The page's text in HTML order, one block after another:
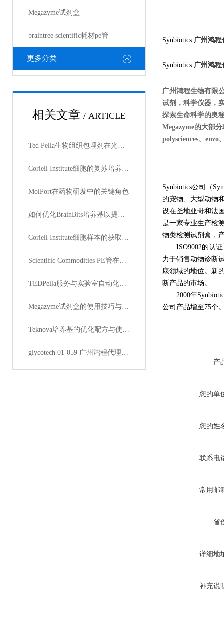
Megazyme试剂盒
braintree scientific耗材pe管
更多分类
相关文章 / ARTICLE
Ted Pella生物组织包埋剂在光镜与电镜联用技术中的应用
Coriell Institute细胞的复苏培养与质量控制规范
MolPort在药物研发中的关键角色
如何优化BrainBits培养基以提高实验效果？
Coriell Institute细胞样本的获取与应用指南
Scientific Commodities PE管在环保实验中的作用
TEDPella服务与实验室自动化设备的整合
Megazyme试剂盒的使用技巧与实验优化方法
Teknova培养基的优化配方与使用技巧
glycotech 01-059 广州鸿程代理：开启糖生物学研究新征程
Synbiotics 广州鸿程
Synbiotics 广州鸿程
广州鸿程生物有限
试剂，科学仪器，
探索生命科学的奥
Megazyme的大部
polysciences、
Synbiotics公司（
的宠物、大型动物
设在圣地亚哥和法
是一家专业生产检
物类检测试剂盒，
ISO9002的认证
力于销售动物诊断
康领域的地位。新
断产品的市场。
2000年Synbiotics
公司产品增至75个
产
您的单
您的姓
联系电
常用邮
省
详细地
补充说